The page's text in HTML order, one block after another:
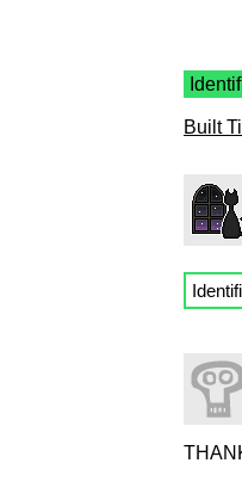
Built